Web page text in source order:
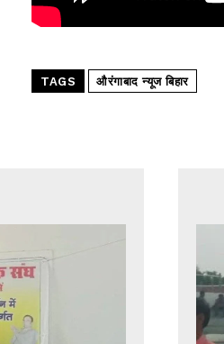
TAGS औरंगाबाद न्यूज बिहार